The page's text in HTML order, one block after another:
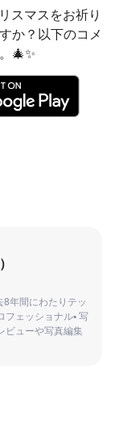
スマスをお祈り
か？以下のコメ
🎄✨
8年間にわたりテッ
フェッショナル▪ 写
ビューや写真編集